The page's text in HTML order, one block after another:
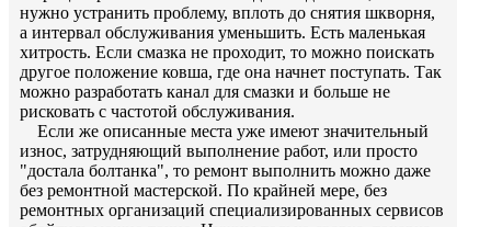
нужно устранить проблему, вплоть до снятия шкворня,
а интервал обслуживания уменьшить. Есть маленькая
хитрость. Если смазка не проходит, то можно поискать
другое положение ковша, где она начнет поступать. Так
можно разработать канал для смазки и больше не
рисковать с частотой обслуживания.
Если же описанные места уже имеют значительный
износ, затрудняющий выполнение работ, или просто
"достала болтанка", то ремонт выполнить можно даже
без ремонтной мастерской. По крайней мере, без
ремонтных организаций специализированных сервисов